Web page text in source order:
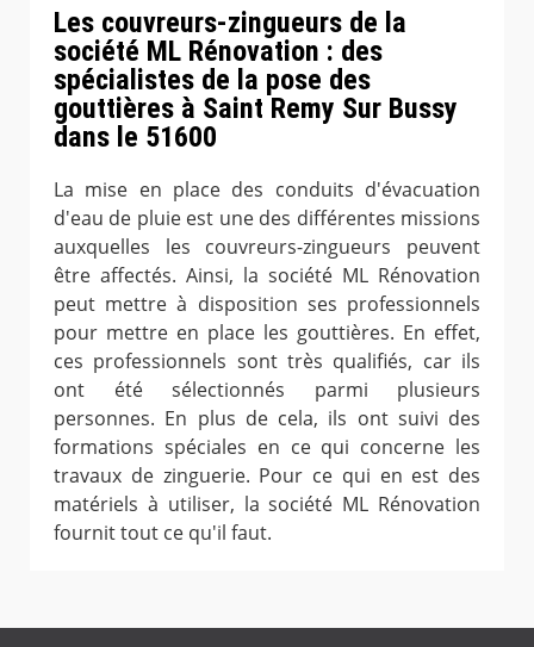
Les couvreurs-zingueurs de la
société ML Rénovation : des
spécialistes de la pose des
gouttières à Saint Remy Sur Bussy
dans le 51600
La mise en place des conduits d'évacuation
d'eau de pluie est une des différentes missions
auxquelles les couvreurs-zingueurs peuvent
être affectés. Ainsi, la société ML Rénovation
peut mettre à disposition ses professionnels
pour mettre en place les gouttières. En effet,
ces professionnels sont très qualifiés, car ils
ont été sélectionnés parmi plusieurs
personnes. En plus de cela, ils ont suivi des
formations spéciales en ce qui concerne les
travaux de zinguerie. Pour ce qui en est des
matériels à utiliser, la société ML Rénovation
fournit tout ce qu'il faut.